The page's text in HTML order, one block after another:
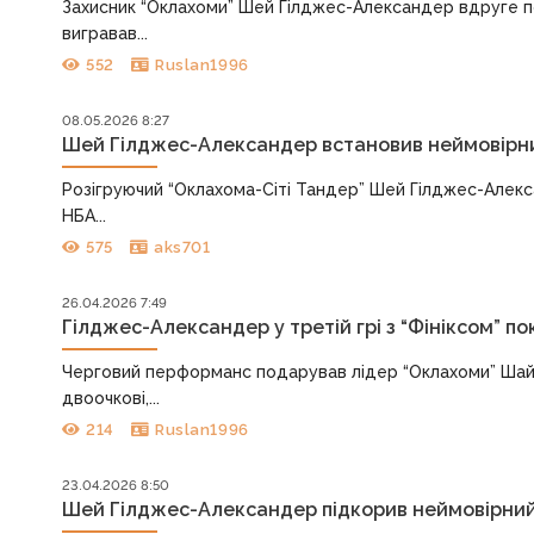
Захисник “Оклахоми” Шей Гілджес-Александер вдруге
вигравав...
552 Ruslan1996
08.05.2026 8:27
Шей Гілджес-Александер встановив
Розігруючий “Оклахома-Сіті Тандер” Шей Гілджес-
НБА...
575 aks701
26.04.2026 7:49
Гілджес-Александер у третій грі з “Фініксом”
Черговий перформанс подарував лідер “Оклахоми”
двоочкові,...
214 Ruslan1996
23.04.2026 8:50
Шей Гілджес-Александер підкорив